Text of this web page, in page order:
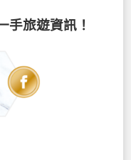
手旅遊資訊！